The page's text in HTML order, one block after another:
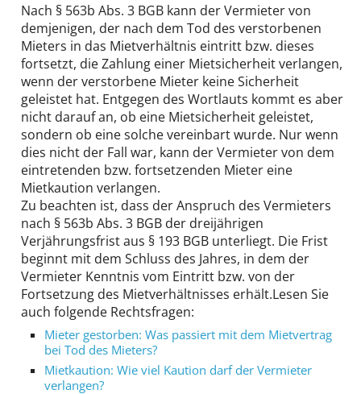
Nach § 563b Abs. 3 BGB kann der Vermieter von
demjenigen, der nach dem Tod des verstorbenen
Mieters in das Mietverhältnis eintritt bzw. dieses
fortsetzt, die Zahlung einer Mietsicherheit verlangen,
wenn der verstorbene Mieter keine Sicherheit
geleistet hat. Entgegen des Wortlauts kommt es aber
nicht darauf an, ob eine Mietsicherheit geleistet,
sondern ob eine solche vereinbart wurde. Nur wenn
dies nicht der Fall war, kann der Vermieter von dem
eintretenden bzw. fortsetzenden Mieter eine
Mietkaution verlangen.
Zu beachten ist, dass der Anspruch des Vermieters
nach § 563b Abs. 3 BGB der dreijährigen
Verjährungsfrist aus § 193 BGB unterliegt. Die Frist
beginnt mit dem Schluss des Jahres, in dem der
Vermieter Kenntnis vom Eintritt bzw. von der
Fortsetzung des Mietverhältnisses erhält.Lesen Sie
auch folgende Rechtsfragen:
Mieter gestorben: Was passiert mit dem Mietvertrag
bei Tod des Mieters?
Mietkaution: Wie viel Kaution darf der Vermieter
verlangen?